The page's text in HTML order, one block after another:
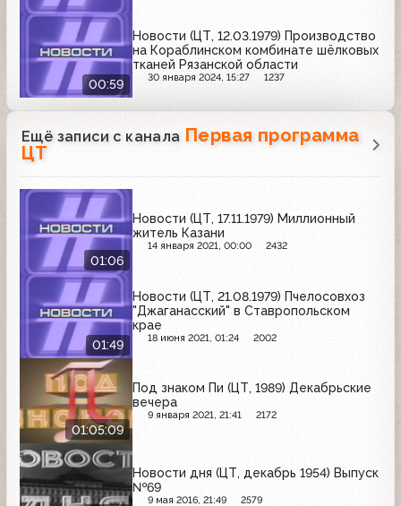
00:59
Новости (ЦТ, 12.03.1979) Производство
на Кораблинском комбинате шёлковых
тканей Рязанской области
30 января 2024, 15:27 1237
Ещё записи с канала Первая программа
ЦТ
01:06
Новости (ЦТ, 17.11.1979) Миллионный
житель Казани
14 января 2021, 00:00 2432
01:49
Новости (ЦТ, 21.08.1979) Пчелосовхоз
"Джаганасский" в Ставропольском
крае
18 июня 2021, 01:24 2002
01:05:09
Под знаком Пи (ЦТ, 1989) Декабрьские
вечера
9 января 2021, 21:41 2172
Новости дня (ЦТ, декабрь 1954) Выпуск
№69
9 мая 2016, 21:49 2579